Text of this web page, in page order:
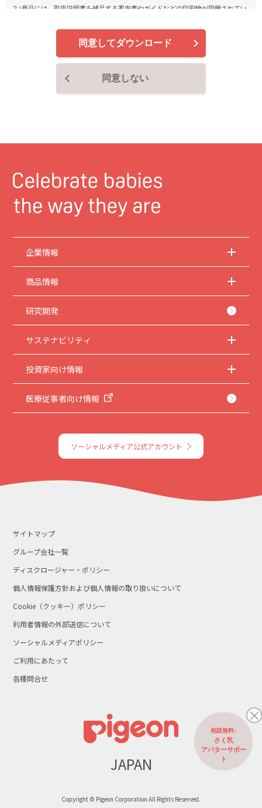
２）商品には、取扱説明書を補足する案内書やガイドなどの印刷物が同梱されてい
商品ご使用時の安全上のご注意については、取扱説明書に記載または別途同梱の別
基本的に公開しておりません。
取扱説明書中に記載する安全上のご注意は、法的規
取扱説明書の著作権は当社に帰属します。権利者の許諾を得ることなく、取扱説明
することは、この限りではありません。
当社は、常に細心の注意を払って本サイトを運営管理しておりますが、情報および
動作の正確性、完全性を保証するものではありません。お客様が本サイトをご利用
トラブル、ならびにその他の損害についても、当社は責任を負うものではありませ
本サイトのサービスの中止、変更など
本サイトのサービスは予告なく中止、または内容や条件を変更する場合がありま
す。あらかじめご了承ください。
取扱説明書は、商品をご購入いただいたお客様のための資料です。本サイトに公開
同意しない
同意してダウンロード
企業情報
商品情報
研究開発
サステナビリティ
投資家向け情報
医療従事者向け情報
ソーシャルメディア公式アカウント
サイトマップ
グループ会社一覧
ディスクロージャー・ポリシー
個人情報保護方針および個人情報の取り扱いについて
Cookie（クッキー）ポリシー
利用者情報の外部送信について
ソーシャルメディアポリシー
ご利用にあたって
各種問合せ
JAPAN
Copyright © Pigeon Corporation All Rights Reserved.
相談無料♪
さく乳
アバターサポー
ト